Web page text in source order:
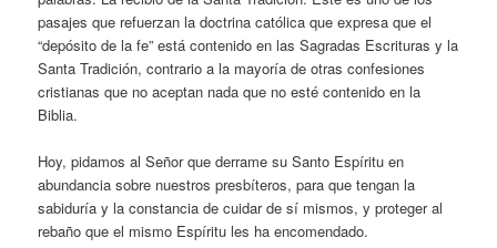
pasajes que refuerzan la doctrina católica que expresa que el
“depósito de la fe” está contenido en las Sagradas Escrituras y la
Santa Tradición, contrario a la mayoría de otras confesiones
cristianas que no aceptan nada que no esté contenido en la
Biblia.
Hoy, pidamos al Señor que derrame su Santo Espíritu en
abundancia sobre nuestros presbíteros, para que tengan la
sabiduría y la constancia de cuidar de sí mismos, y proteger al
rebaño que el mismo Espíritu les ha encomendado.